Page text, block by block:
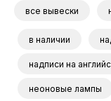
все вывески
в наличии
надписи на
неоновые лампы